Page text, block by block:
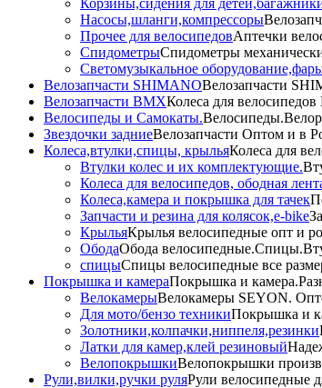
Корзины,сидения для
Насосы,шланги,компрессоры
Прочее для велосипедовАптечки
СпидометрыСпидометры
Светомузыкальное
Велозапчасти SHIMANOВелозапчасти
Велозапчасти BMXКолеса для
Велосипеды и Самокаты.
Звездочки задниеВелозапчасти Оптом и в
Колеса,втулки,спицы, крыльяКолеса для
Втулки колес и их комплектующие.
Колеса для велосипедов, ободная
Колеса,камера и покрышка для тачек
Запчасти и резина для колясок,e-bike
КрыльяКрылья велосипедные опт и
ОбодаОбода
спицыСпицы велосипедные все
Покрышка и камераПокрышка и
ВелокамерыВелокамеры SEYON.
Для мото/бензо техникиПокрышка и
Золотники,колпачки,ниппеля,резинки
Латки для камер,клей резиновый
ВелопокрышкиВелопокрышки
Рули,вилки,ручки руляРули велосипедные